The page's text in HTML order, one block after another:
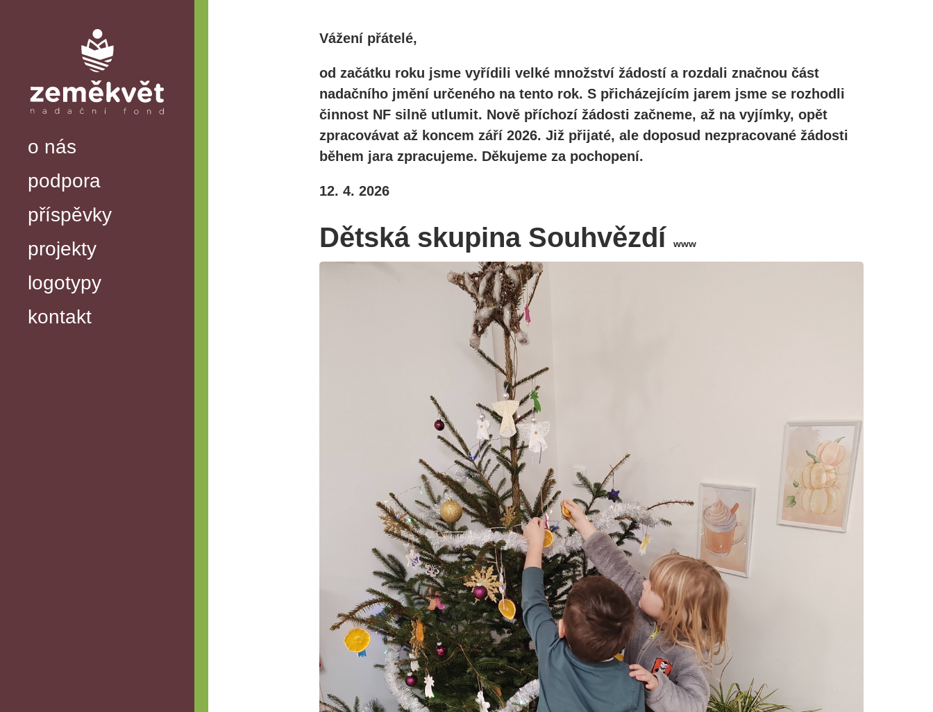
o nás
podpora
příspěvky
projekty
logotypy
kontakt
Vážení přátelé,
od začátku roku jsme vyřídili velké množství žádostí a rozdali značnou část
nadačního jmění určeného na tento rok. S přicházejícím jarem jsme se rozhodli
činnost NF silně utlumit. Nově příchozí žádosti začneme, až na vyjímky, opět
zpracovávat až koncem září 2026. Již přijaté, ale doposud nezpracované žádosti
během jara zpracujeme. Děkujeme za pochopení.
12. 4. 2026
Dětská skupina Souhvězdí www